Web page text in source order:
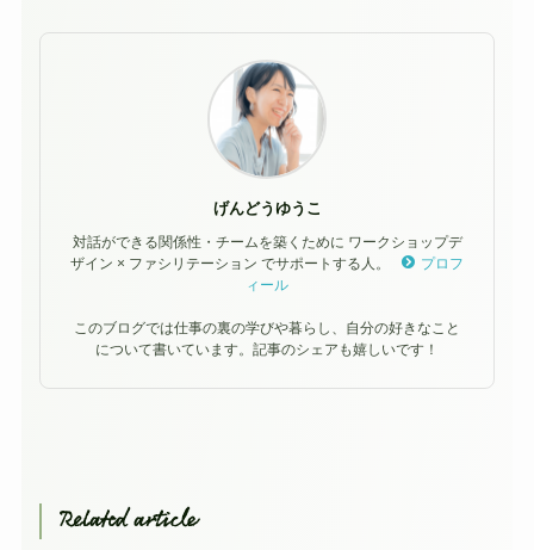
げんどうゆうこ
対話ができる関係性・チームを築くために ワークショップデ
ザイン × ファシリテーション でサポートする人。
プロフ
ィール
このブログでは仕事の裏の学びや暮らし、自分の好きなこと
について書いています。記事のシェアも嬉しいです！
Related article